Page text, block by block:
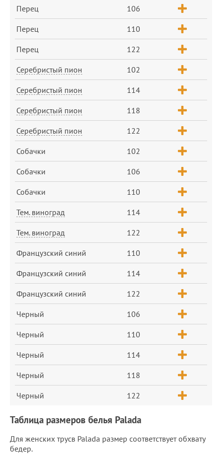
Перец 106
Перец 110
Перец 122
Серебристый пион 102
Серебристый пион 114
Серебристый пион 118
Серебристый пион 122
Собачки 102
Собачки 106
Собачки 110
Тем. виноград 114
Тем. виноград 122
Французский синий 110
Французский синий 114
Французский синий 122
Черный 106
Черный 110
Черный 114
Черный 118
Черный 122
Таблица размеров белья Palada
Для женских трусв Palada размер соответствует обхвату
бедер.